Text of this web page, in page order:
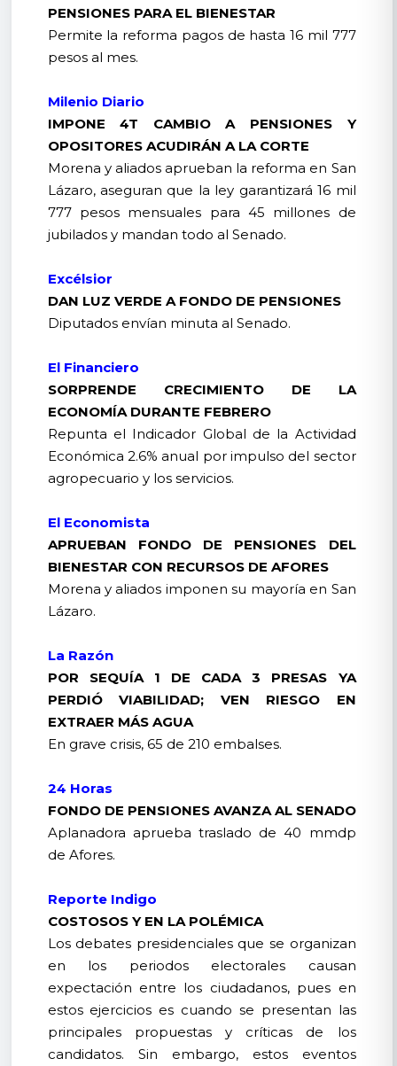
PENSIONES PARA EL BIENESTAR
Permite la reforma pagos de hasta 16 mil 777
pesos al mes.
Milenio Diario
IMPONE 4T CAMBIO A PENSIONES Y
OPOSITORES ACUDIRÁN A LA CORTE
Morena y aliados aprueban la reforma en San
Lázaro, aseguran que la ley garantizará 16 mil
777 pesos mensuales para 45 millones de
jubilados y mandan todo al Senado.
Excélsior
DAN LUZ VERDE A FONDO DE PENSIONES
Diputados envían minuta al Senado.
El Financiero
SORPRENDE CRECIMIENTO DE LA
ECONOMÍA DURANTE FEBRERO
Repunta el Indicador Global de la Actividad
Económica 2.6% anual por impulso del sector
agropecuario y los servicios.
El Economista
APRUEBAN FONDO DE PENSIONES DEL
BIENESTAR CON RECURSOS DE AFORES
Morena y aliados imponen su mayoría en San
Lázaro.
La Razón
POR SEQUÍA 1 DE CADA 3 PRESAS YA
PERDIÓ VIABILIDAD; VEN RIESGO EN
EXTRAER MÁS AGUA
En grave crisis, 65 de 210 embalses.
24 Horas
FONDO DE PENSIONES AVANZA AL SENADO
Aplanadora aprueba traslado de 40 mmdp
de Afores.
Reporte Indigo
COSTOSOS Y EN LA POLÉMICA
Los debates presidenciales que se organizan
en los periodos electorales causan
expectación entre los ciudadanos, pues en
estos ejercicios es cuando se presentan las
principales propuestas y críticas de los
candidatos. Sin embargo, estos eventos